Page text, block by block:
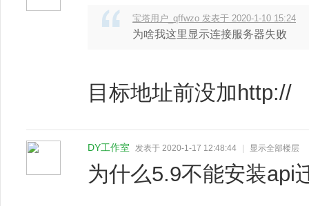
宝塔用户_qffwzo 发表于 2020-1-10 15:24
为啥我这里显示连接服务器失败
目标地址前没加http://
DY工作室 发表于 2020-1-17 12:48:44 显示全部楼层
为什么5.9不能安装api